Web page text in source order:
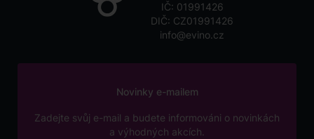
IČ: 01991426
DIČ: CZ01991426
info@evino.cz
Novinky e-mailem
Zadejte svůj e-mail a budete informováni o novinkách
a výhodných akcích.